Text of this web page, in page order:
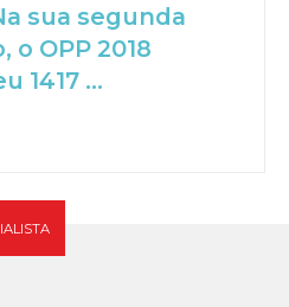
sua segunda
o OPP 2018
1417 ...